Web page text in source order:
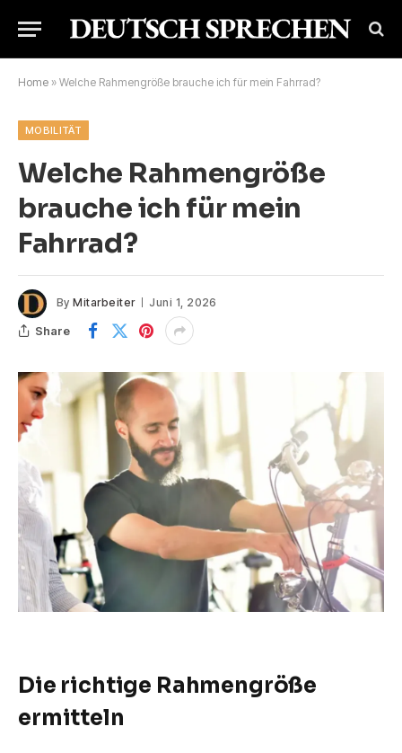
Home » Welche Rahmengröße brauche ich für mein Fahrrad?
MOBILITÄT
Welche Rahmengröße
brauche ich für mein
Fahrrad?
By Mitarbeiter Juni 1, 2026
Share
Die richtige Rahmengröße
ermitteln